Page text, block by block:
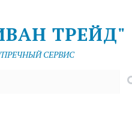
ТРЕЙД"
СЕРВИС